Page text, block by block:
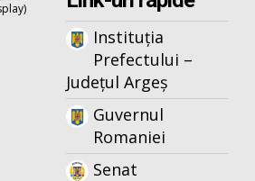
Instituția
Prefectului –
Județul Argeș
Guvernul
Romaniei
Senat